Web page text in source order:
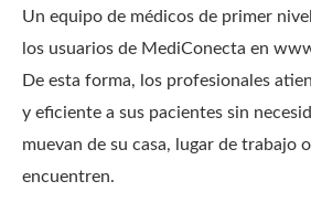
Un equipo de médicos de primer
los usuarios de MediConecta en
De esta forma, los profesionales
y eficiente a sus pacientes sin
muevan de su casa, lugar de trabajo
encuentren.